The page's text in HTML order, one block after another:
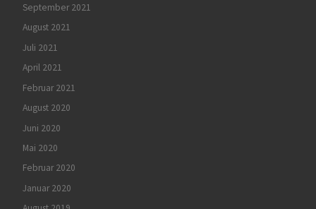
September 2021
August 2021
Juli 2021
April 2021
Februar 2021
August 2020
Juni 2020
Mai 2020
Februar 2020
Januar 2020